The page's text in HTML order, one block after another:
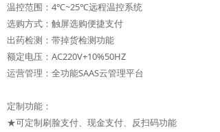
温控范围：4℃~25℃远程温控系统
选购方式：触屏选购便捷支付
出药检测：带掉货检测功能
额定电压：AC220V+10%50HZ
运营管理：全功能SAAS云管理平台
定制功能：
★可定制刷脸支付、现金支付、反扫码功能